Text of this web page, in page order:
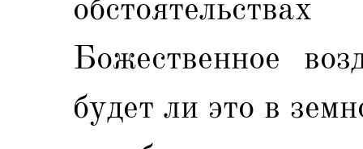
Божественное
будет ли это в